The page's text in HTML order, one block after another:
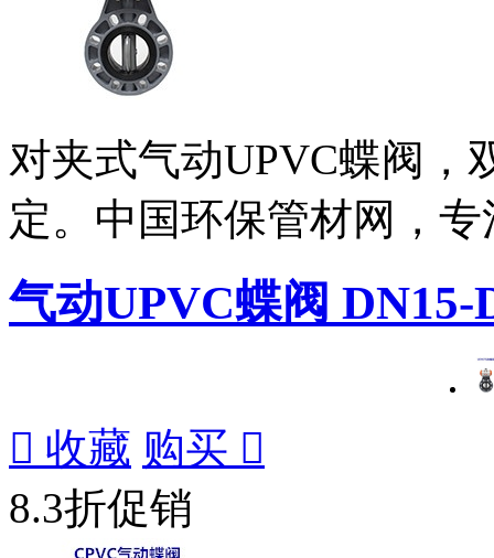
对夹式气动UPVC蝶阀，
定。中国环保管材网，
气动UPVC蝶阀 DN15-
 收藏 购买 
8.3折促销